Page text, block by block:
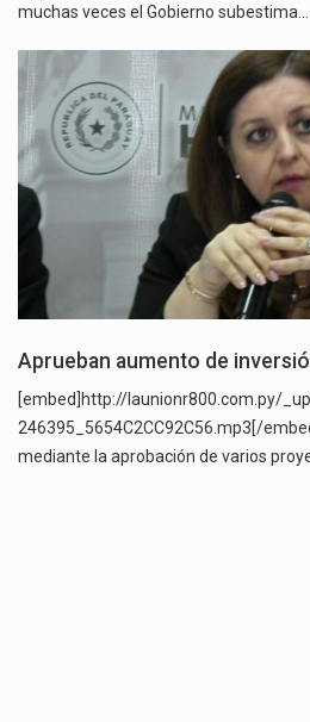
muchas veces el Gobierno subestima…
Aprueban aumento de
[embed]http://launionr800.com.py/
246395_5654C2CC92C56.mp3[/
mediante la aprobación de varios